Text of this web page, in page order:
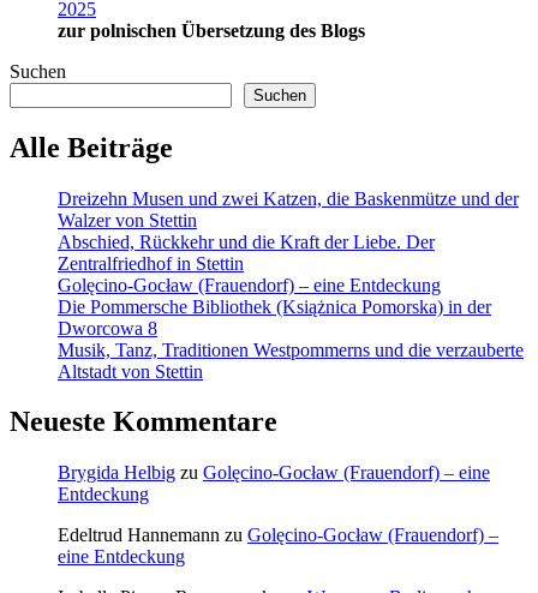
zur polnischen Übersetzung des Blogs
Suchen
Suchen
Alle Beiträge
Dreizehn Musen und zwei Katzen, die Baskenmütze und der
Walzer von Stettin
Abschied, Rückkehr und die Kraft der Liebe. Der
Zentralfriedhof in Stettin
Golęcino-Gocław (Frauendorf) – eine Entdeckung
Die Pommersche Bibliothek (Książnica Pomorska) in der
Dworcowa 8
Musik, Tanz, Traditionen Westpommerns und die verzauberte
Altstadt von Stettin
Neueste Kommentare
Brygida Helbig zu Golęcino-Gocław (Frauendorf) – eine
Entdeckung
Edeltrud Hannemann zu Golęcino-Gocław (Frauendorf) –
eine Entdeckung